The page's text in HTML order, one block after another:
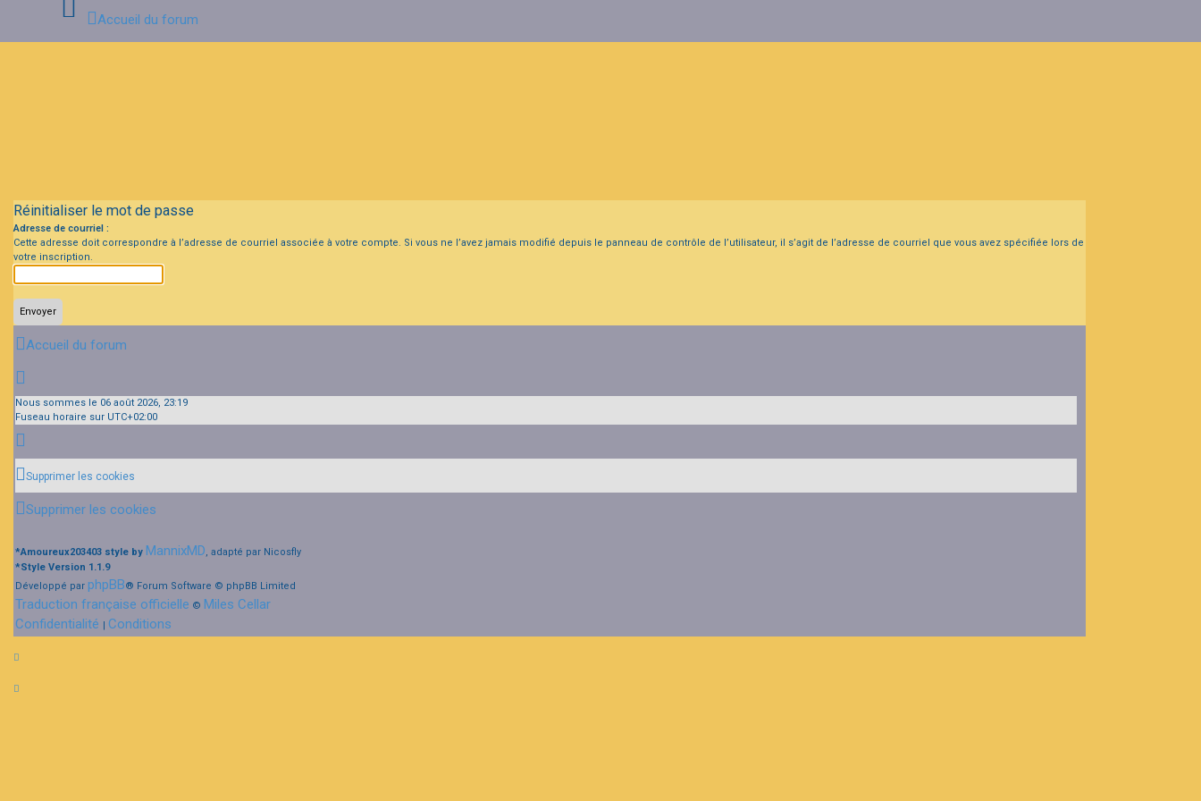
Accueil du forum
Réinitialiser le mot de passe
Adresse de courriel :
Cette adresse doit correspondre à l’adresse de courriel associée à votre compte. Si vous ne l’avez jamais modifié depuis le panneau de contrôle de l’utilisateur, il s’agit de l’adresse de courriel que vous avez spécifiée lors de
votre inscription.
Accueil du forum
Nous sommes le 06 août 2026, 23:19
Fuseau horaire sur UTC+02:00
Supprimer les cookies
Supprimer les cookies
*Amoureux203403 style by MannixMD, adapté par Nicosfly
*Style Version 1.1.9
Développé par phpBB® Forum Software © phpBB Limited
Traduction française officielle © Miles Cellar
Confidentialité | Conditions